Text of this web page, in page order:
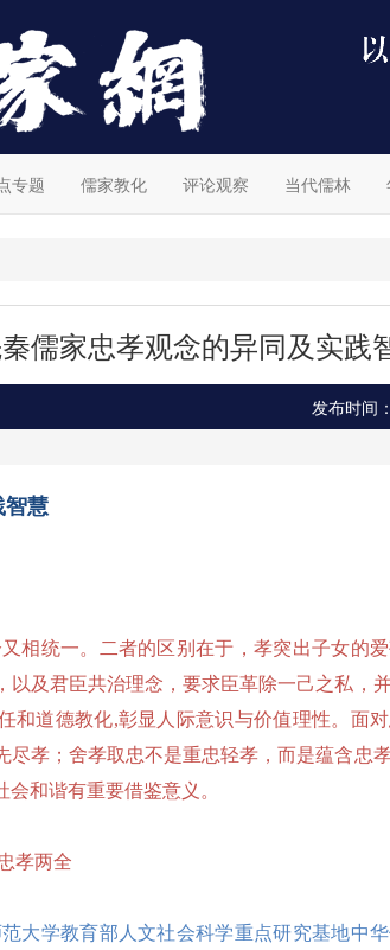
专题 儒家教化 评论观察 当代儒林
秦儒家忠孝观念的异同及实践
发布时间
智慧
相统一。二者的区别在于，孝突出子女的
以及君臣共治理念，要求臣革除一己之私，
和道德教化,彰显人际意识与价值理性。面
尽孝；舍孝取忠不是重忠轻孝，而是蕴含忠
和谐有重要借鉴意义。
孝两全
大学教育部人文社会科学重点研究基地中